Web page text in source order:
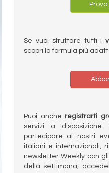
Se vuoi sfruttare tutti i
scopri la formula più
Puoi anche registrarti
servizi a
partecipare ai nostri
italiani e internazionali,
newsletter Weekly con
della settimana,